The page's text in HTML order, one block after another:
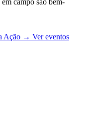
campo são bem-
Ação → Ver eventos